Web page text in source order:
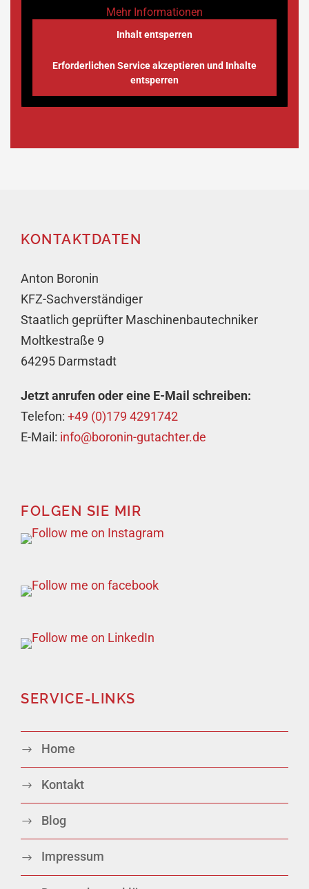
Mehr Informationen
Inhalt entsperren
Erforderlichen Service akzeptieren und Inhalte
entsperren
KONTAKTDATEN
Anton Boronin
KFZ-Sachverständiger
Staatlich geprüfter Maschinenbautechniker
Moltkestraße 9
64295 Darmstadt
Jetzt anrufen oder eine E-Mail schreiben:
Telefon: +49 (0)179 4291742
E-Mail: info@boronin-gutachter.de
FOLGEN SIE MIR
SERVICE-LINKS
Home
Kontakt
Blog
Impressum